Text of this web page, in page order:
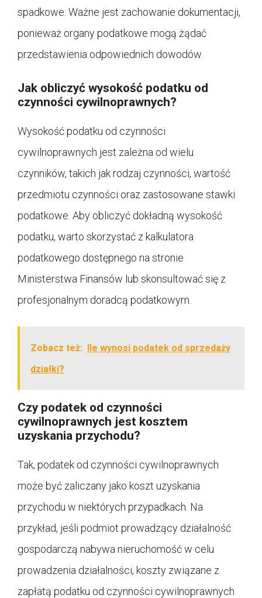
spadkowe. Ważne jest zachowanie dokumentacji,
ponieważ organy podatkowe mogą żądać
przedstawienia odpowiednich dowodów.
Jak obliczyć wysokość podatku od
czynności cywilnoprawnych?
Wysokość podatku od czynności
cywilnoprawnych jest zależna od wielu
czynników, takich jak rodzaj czynności, wartość
przedmiotu czynności oraz zastosowane stawki
podatkowe. Aby obliczyć dokładną wysokość
podatku, warto skorzystać z kalkulatora
podatkowego dostępnego na stronie
Ministerstwa Finansów lub skonsultować się z
profesjonalnym doradcą podatkowym.
Zobacz też: Ile wynosi podatek od sprzedaży
działki?
Czy podatek od czynności
cywilnoprawnych jest kosztem
uzyskania przychodu?
Tak, podatek od czynności cywilnoprawnych
może być zaliczany jako koszt uzyskania
przychodu w niektórych przypadkach. Na
przykład, jeśli podmiot prowadzący działalność
gospodarczą nabywa nieruchomość w celu
prowadzenia działalności, koszty związane z
zapłatą podatku od czynności cywilnoprawnych